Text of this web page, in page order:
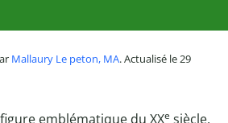
Mallaury Le peton, MA. Actualisé le 29
emblématique du XXe siècle,